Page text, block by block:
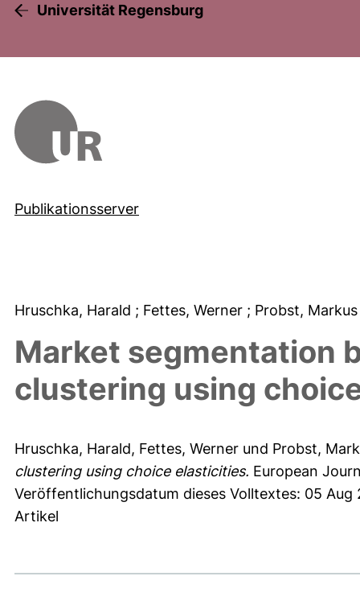
Universität Regensburg
Publikationsserver
Hruschka, Harald ; Fettes, Werner ; Probst,
Market segmentation
clustering using
Hruschka, Harald, Fettes, Werner und Probst,
clustering using choice elasticities. European
Veröffentlichungsdatum dieses Volltextes: 05 Aug
Artikel